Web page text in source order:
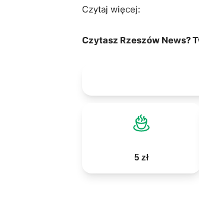
Czytaj więcej:
Czytasz Rzeszów News?
5 zł